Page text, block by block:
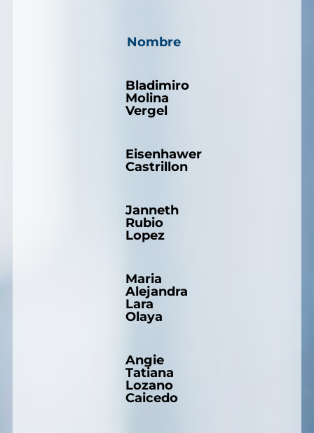
Nombre
Bladimiro
Molina
Vergel
Eisenhawer
Castrillon
Janneth
Rubio
Lopez
Maria
Alejandra
Lara
Olaya
Angie
Tatiana
Lozano
Caicedo